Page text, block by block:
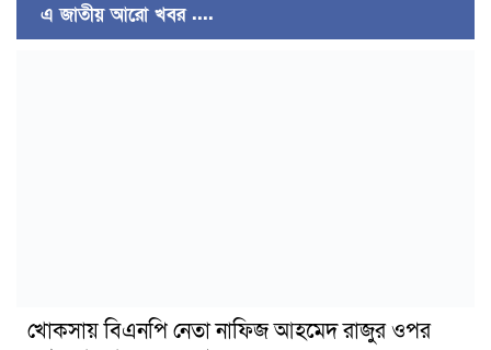
এ জাতীয় আরো খবর ....
খোকসায় বিএনপি নেতা নাফিজ আহমেদ রাজুর ওপর